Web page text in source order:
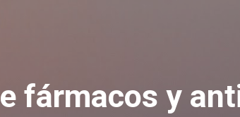
fármacos y